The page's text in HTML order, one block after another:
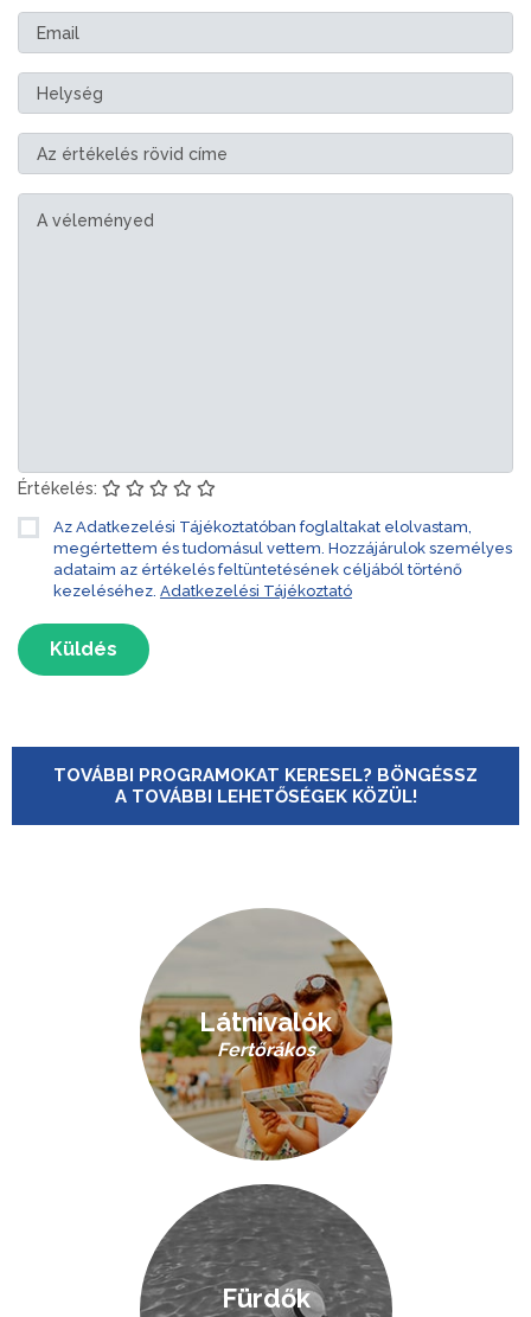
Értékelés:
Az Adatkezelési Tájékoztatóban foglaltakat elolvastam,
megértettem és tudomásul vettem. Hozzájárulok személyes
adataim az értékelés feltüntetésének céljából történő
kezeléséhez. Adatkezelési Tájékoztató
Küldés
TOVÁBBI PROGRAMOKAT KERESEL? BÖNGÉSSZ
A TOVÁBBI LEHETŐSÉGEK KÖZÜL!
Látnivalók
Fertőrákos
Fürdők